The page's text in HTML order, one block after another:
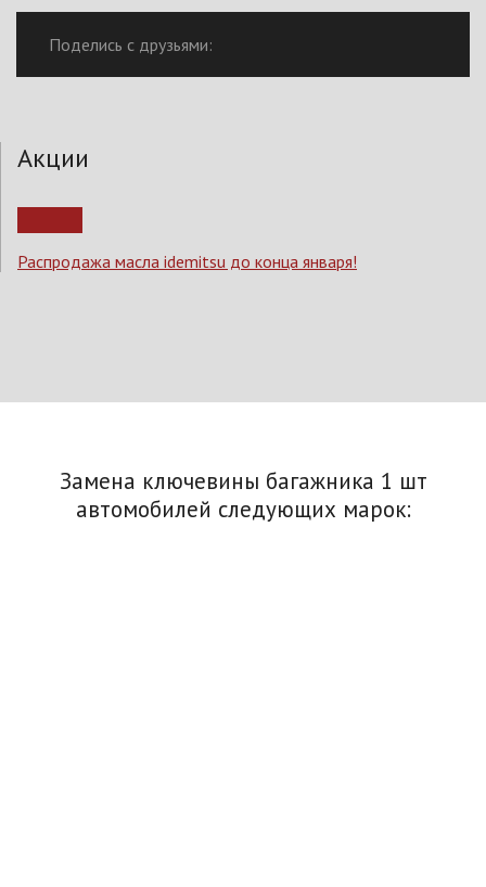
Поделись с друзьями:
Акции
Распродажа масла idemitsu до конца января!
Замена ключевины багажника 1 шт
автомобилей следующих марок: